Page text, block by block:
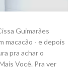
Guimarães
macacão - e depois
pra achar o
Você. Pra ver